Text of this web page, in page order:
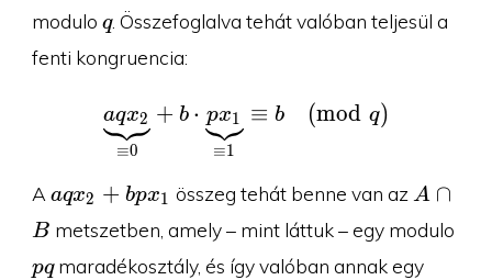
modulo q
q. Összefoglalva tehát valóban teljesül a
fenti kongruencia:
≡0
aqx2 + b ⋅
≡1
px1 ≡ b (mod q)
A aqx_2
bpx_1
aqx2 + bpx1 összeg tehát benne van az A\cap
B
A ∩
B metszetben, amely – mint láttuk – egy modulo
pqmaradékosztály, és így valóban annak egy